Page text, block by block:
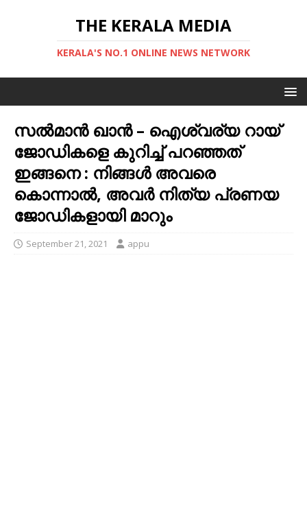
THE KERALA MEDIA
KERALA'S NO.1 ONLINE NEWS NETWORK
സൽമാൻ ഖാൻ – ഐശ്വര്യ റായ്
ജോഡികളെ കുറിച്ച് പറഞ്ഞത്
ഇങ്ങനെ : നിങ്ങൾ അവരെ
കൊന്നാൽ, അവർ നിത്യ പ്രണയ
ജോഡികളായി മാറും
September 21, 2021 appu